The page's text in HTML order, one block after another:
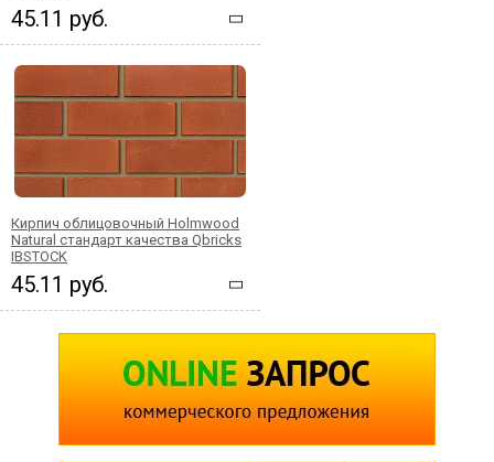
45.11 руб.
Кирпич облицовочный Holmwood
Natural стандарт качества Qbricks
IBSTOCK
45.11 руб.